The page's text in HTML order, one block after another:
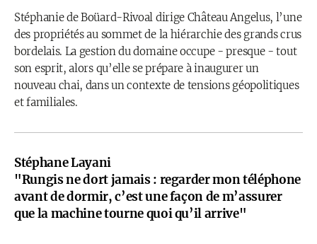
Stéphanie de Boüard-Rivoal dirige Château Angelus, l’une
des propriétés au sommet de la hiérarchie des grands crus
bordelais. La gestion du domaine occupe - presque - tout
son esprit, alors qu’elle se prépare à inaugurer un
nouveau chai, dans un contexte de tensions géopolitiques
et familiales.
Stéphane Layani
"Rungis ne dort jamais : regarder mon téléphone
avant de dormir, c’est une façon de m’assurer
que la machine tourne quoi qu’il arrive"